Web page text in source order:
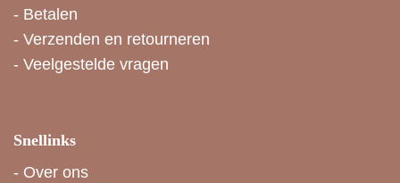
- Betalen
- Verzenden en retourneren
- Veelgestelde vragen
Snellinks
- Over ons